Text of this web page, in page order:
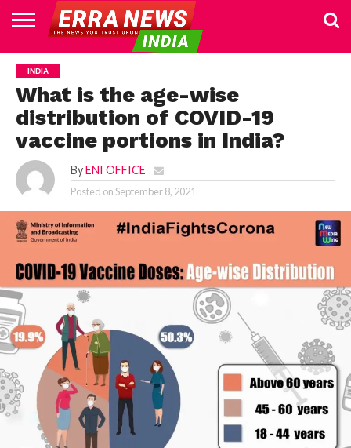
HOME
POLITICS
NEWS
BUSINESS
CULTURE
NATIONAL
SPORTS
LIFESTYLE
TRAVEL
OPINION
BREAKING
NEWS
ENTERTAINMENT
WORLD
CRIME
JOIN
US
INDIA
What is the age-wise
distribution of COVID-19
vaccine portions in India?
By ENI OFFICE
Posted onSeptember 8, 2021